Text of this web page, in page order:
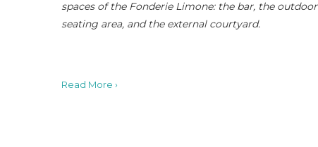
spaces of the Fonderie Limone: the bar, the outdoor
seating area, and the external courtyard.
Read More ›